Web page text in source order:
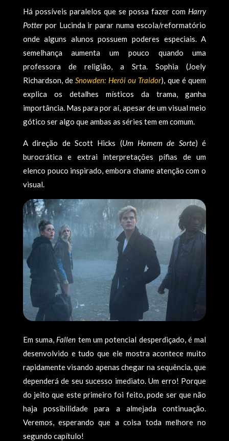
Há possíveis paralelos que se possa fazer com Harry
Potterpor Lucinda ir parar numa escola/reformatório
onde alguns alunos possuem poderes especiais. A
semelhança aumenta um pouco quando uma
professora de religião, a Srta. Sophia (Joely
Richardson, deSnowden: Herói ou Traidor), que é quem
explica os detalhes místicos da trama, ganha
importância. Mas para por aí, apesar de um visual meio
gótico ser algo que ambas as séries tem em comum.
A direção de Scott Hicks (Um Homem de Sorte) é
burocrática e extrai interpretações pífias de um
elenco pouco inspirado, embora chame atenção com o
visual.
Em suma, Fallen tem um potencial desperdiçado, é mal
desenvolvido e tudo que ele mostra acontece muito
rapidamente visando apenas chegar na sequência, que
dependerá de seu sucesso imediato. Um erro! Porque
do jeito que este primeiro foi feito, pode ser que não
haja possibilidade para a almejada continuação.
Veremos, esperando que a coisa toda melhore no
segundo capítulo!